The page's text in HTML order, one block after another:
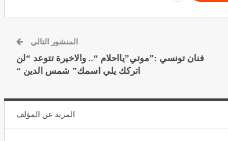
المنشور التالي
فنان تونسي :”موتي”يااحلام “.. والاخيرة تتوعد “لن
اتركك يلي اسمك” شمس الدين “
المزيد عن المؤلف